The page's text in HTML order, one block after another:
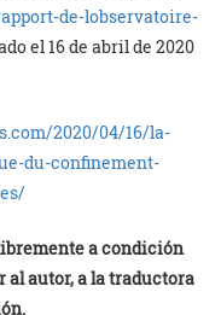
de-lobservatoire-
el 16 de abril de 2020
2020/04/16/la-
du-confinement-
a condición
alautor, a la traductora